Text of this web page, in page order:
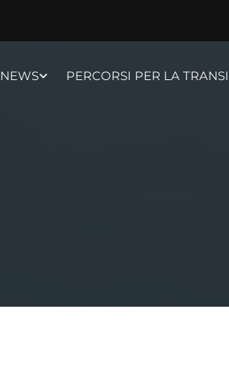
NEWS PERCORSI PER LA